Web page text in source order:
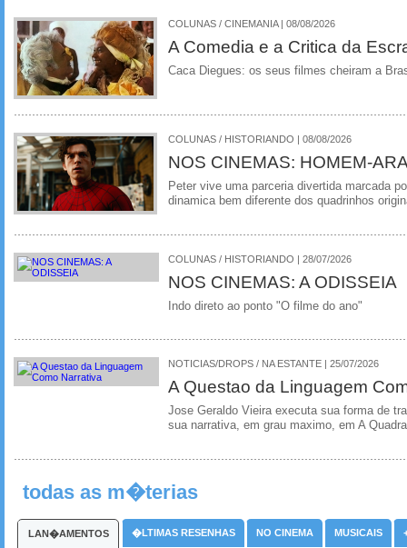
COLUNAS / CINEMANIA | 08/08/2026
A Comedia e a Critica da
Caca Diegues: os seus filmes cheiram a
COLUNAS / HISTORIANDO | 08/08/2026
NOS CINEMAS: HOMEM-
Peter vive uma parceria divertida marcada
dinamica bem diferente dos quadrinhos
COLUNAS / HISTORIANDO | 28/07/2026
NOS CINEMAS: A ODISSEIA
Indo direto ao ponto "O filme do ano"
NOTICIAS/DROPS / NA ESTANTE | 25/07/2026
A Questao da Linguagem
Jose Geraldo Vieira executa sua forma de
sua narrativa, em grau maximo, em A
todas as m�terias
LAN�AMENTOS �LTIMAS RESENHAS NO CINEMA MUSICAIS